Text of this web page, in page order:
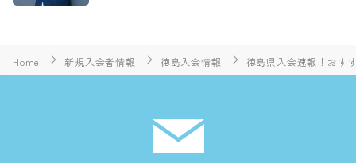
Home 新規入会者情報 徳島入会情報 徳島県入会速報！おす